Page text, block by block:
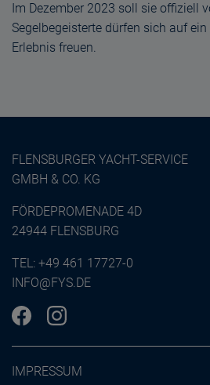
Im Dezember 2023 soll sie offiziell
Segelbegeisterte dürfen sich auf
Erlebnis freuen.
FLENSBURGER YACHT-SERVICE
GMBH & CO. KG
FÖRDEPROMENADE 4D
24944 FLENSBURG
TEL: +49 461 17727-0
INFO@FYS.DE
IMPRESSUM